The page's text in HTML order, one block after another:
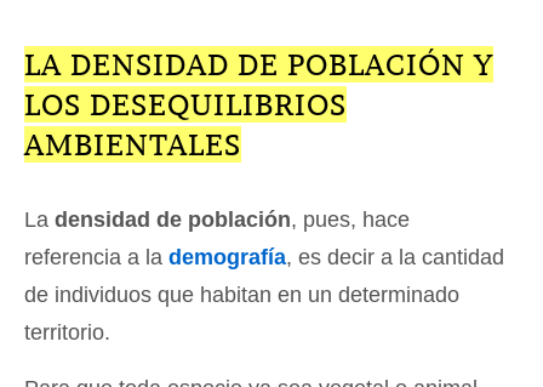
LA DENSIDAD DE POBLACIÓN Y
LOS DESEQUILIBRIOS
AMBIENTALES
La densidad de población, pues, hace
referencia a la demografía, es decir a la cantidad
de individuos que habitan en un determinado
territorio.